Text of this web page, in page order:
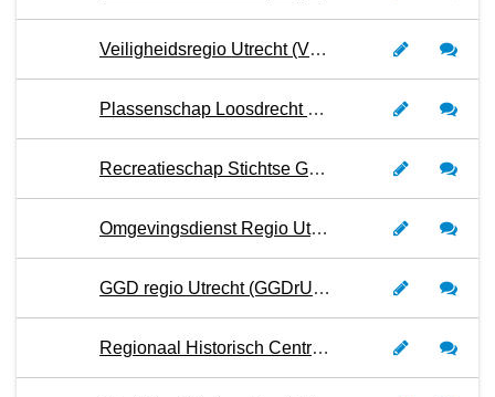
Veiligheidsregio Utrecht (VRU) – Programma 2
Plassenschap Loosdrecht e.o. – Programma 3
Recreatieschap Stichtse Groenlanden e.o. - Programma 3
Omgevingsdienst Regio Utrecht (OdrU) - Programma 3
GGD regio Utrecht (GGDrU) – Programma 4
Regionaal Historisch Centrum Vecht en Venen - Programma 5